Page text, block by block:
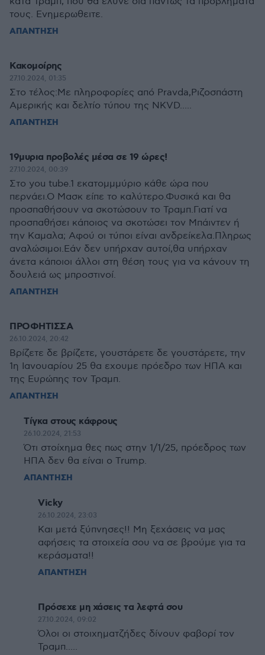
τους. Ενημερωθειτε.
ΑΠΑΝΤΗΣΗ
Κακομοίρης
27.10.2024, 01:35
Στο τέλος:Με πληροφορίες από Pravda,Ριζοσπάστη
Αμερικής και δελτίο τύπου της NKVD.....
ΑΠΑΝΤΗΣΗ
19μυρια προβολές μέσα σε 19 ώρες!
27.10.2024, 00:39
Στο you tube.1 εκατομμμύριο κάθε ώρα που
περνάει.Ο Μασκ είπε το καλύτερο.Φυσικά και θα
προσπαθήσουν να σκοτώσουν το Τραμπ.Γιατί να
προσπαθήσει κάποιος να σκοτώσει τον Μπάιντεν ή
την Καμαλα; Αφού οι τύποι είναι ανδρείκελα.Πληρως
αναλώσιμοι.Εάν δεν υπήρχαν αυτοί,θα υπήρχαν
άνετα κάποιοι άλλοι στη θέση τους για να κάνουν τη
δουλειά ως μπροστινοί.
ΑΠΑΝΤΗΣΗ
ΠΡΟΦΗΤΙΣΣΑ
26.10.2024, 20:42
Βρίζετε δε βρίζετε, γουστάρετε δε γουστάρετε, την
1η Ιανουαρίου 25 θα εχουμε πρόεδρο των ΗΠΑ και
της Ευρώπης τον Τραμπ.
ΑΠΑΝΤΗΣΗ
Tίγκα στους κάφρους
26.10.2024, 21:53
Ότι στοίχημα θες πως στην 1/1/25, πρόεδρος των
ΗΠΑ δεν θα είναι ο Trump.
ΑΠΑΝΤΗΣΗ
Vicky
26.10.2024, 23:03
Και μετά ξύπνησες!! Μη ξεχάσεις να μας
αφήσεις τα στοιχεία σου να σε βρούμε για τα
κεράσματα!!
ΑΠΑΝΤΗΣΗ
Πρόσεχε μη χάσεις τα λεφτά σου
27.10.2024, 09:02
Όλοι οι στοιχηματζήδες δίνουν φαβορί τον
Τραμπ.....